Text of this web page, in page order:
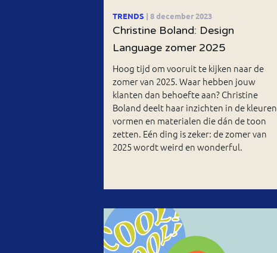
TRENDS | 8 december 2023
Christine Boland: Design
Language zomer 2025
Hoog tijd om vooruit te kijken naar de
zomer van 2025. Waar hebben jouw
klanten dan behoefte aan? Christine
Boland deelt haar inzichten in de kleuren,
vormen en materialen die dán de toon
zetten. Eén ding is zeker: de zomer van
2025 wordt weird en wonderful.